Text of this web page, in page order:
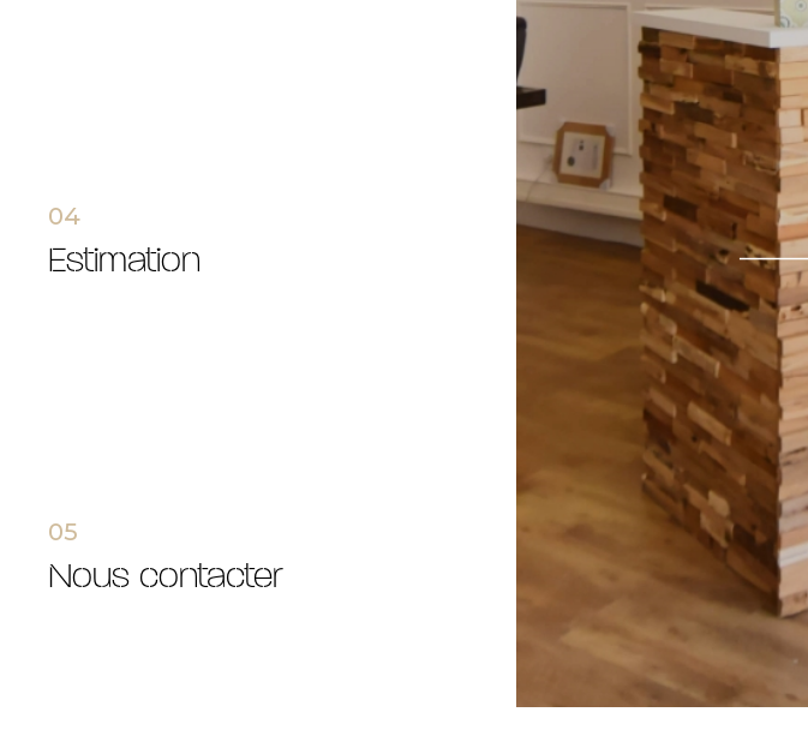
04
estimation
05
nous contacter
lagence@lagencelimoges.com
10 Boulevard Louis Blanc
limoges
Nos honoraires